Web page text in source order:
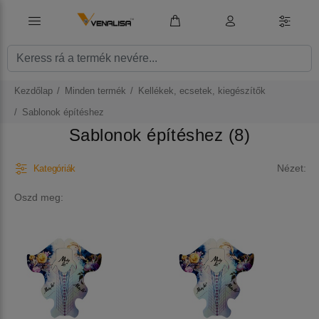
Kezdőlap Minden termék
Kellékek, ecsetek, kiegészítők
Sablonok építéshez
Sablonok építéshez (8)
Kategóriák Nézet:
Oszd meg: